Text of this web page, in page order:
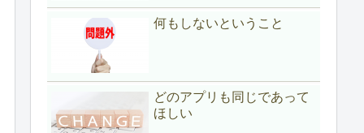
何もしないということ
どのアプリも同じであって
ほしい